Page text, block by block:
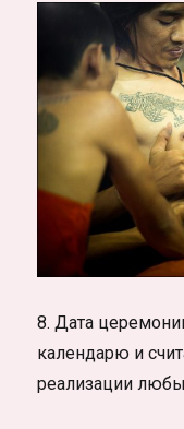
8. Дата
календарю и
реализации